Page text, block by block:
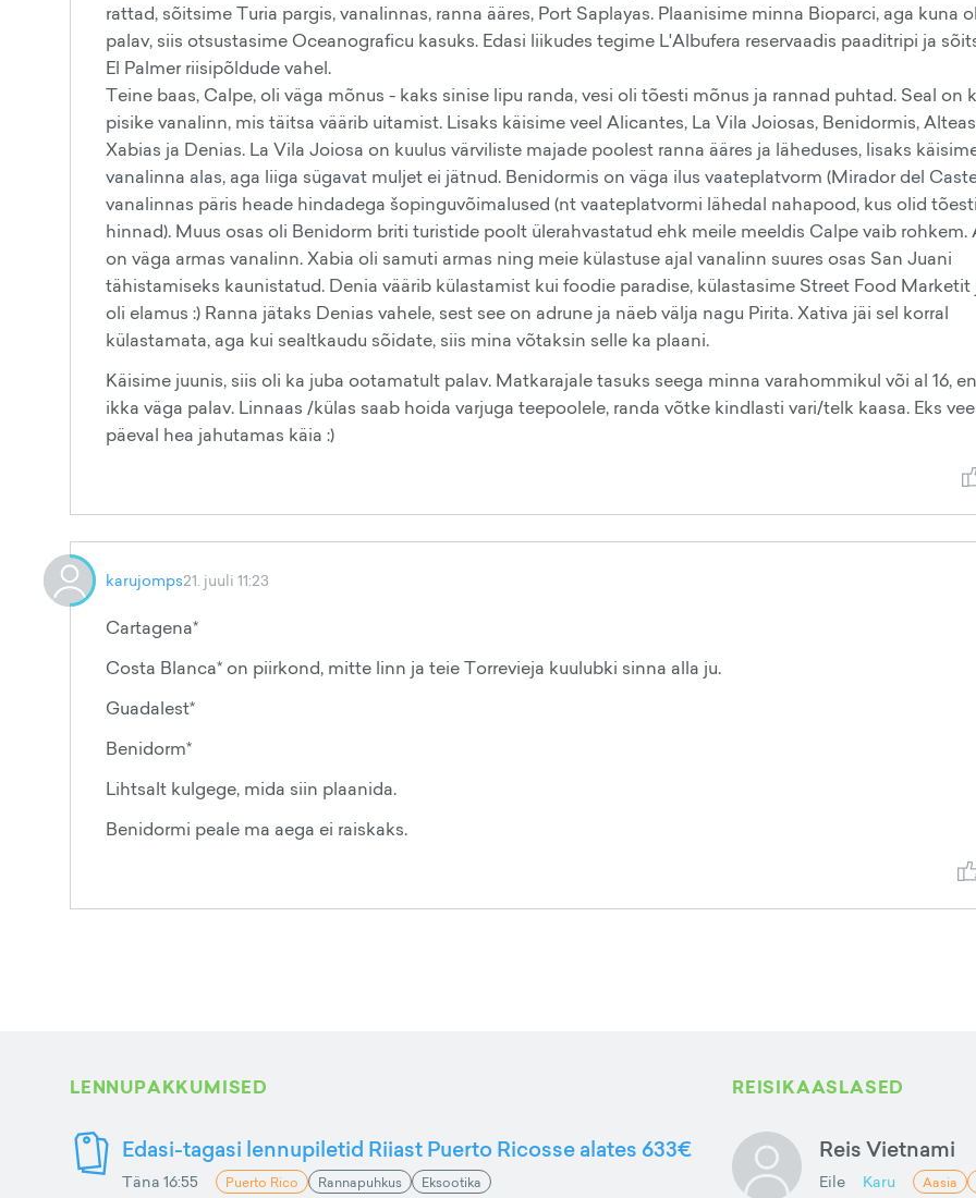
rattad, sõitsime Turia pargis, vanalinnas, ranna ääres, Port Saplayas. Plaanisime minna Bioparci, aga kuna
palav, siis otsustasime Oceanograficu kasuks. Edasi liikudes tegime L'Albufera reservaadis paaditripi ja
El Palmer riisipõldude vahel.
Teine baas, Calpe, oli väga mõnus - kaks sinise lipu randa, vesi oli tõesti mõnus ja rannad puhtad. Seal on
pisike vanalinn, mis täitsa väärib uitamist. Lisaks käisime veel Alicantes, La Vila Joiosas, Benidormis,
Xabias ja Denias. La Vila Joiosa on kuulus värviliste majade poolest ranna ääres ja läheduses, lisaks
vanalinna alas, aga liiga sügavat muljet ei jätnud. Benidormis on väga ilus vaateplatvorm (Mirador del
vanalinnas päris heade hindadega šopinguvõimalused (nt vaateplatvormi lähedal nahapood, kus olid
hinnad). Muus osas oli Benidorm briti turistide poolt ülerahvastatud ehk meile meeldis Calpe vaib rohkem.
on väga armas vanalinn. Xabia oli samuti armas ning meie külastuse ajal vanalinn suures osas San Juani
tähistamiseks kaunistatud. Denia väärib külastamist kui foodie paradise, külastasime Street Food Marketit
oli elamus :) Ranna jätaks Denias vahele, sest see on adrune ja näeb välja nagu Pirita. Xativa jäi sel korral
külastamata, aga kui sealtkaudu sõidate, siis mina võtaksin selle ka plaani.
Käisime juunis, siis oli ka juba ootamatult palav. Matkarajale tasuks seega minna varahommikul või al 16,
ikka väga palav. Linnaas /külas saab hoida varjuga teepoolele, randa võtke kindlasti vari/telk kaasa. Eks
päeval hea jahutamas käia :)
karujomps21. juuli 11:23
Cartagena*
Costa Blanca* on piirkond, mitte linn ja teie Torrevieja kuulubki sinna alla ju.
Guadalest*
Benidorm*
Lihtsalt kulgege, mida siin plaanida.
Benidormi peale ma aega ei raiskaks.
LENNUPAKKUMISED
Edasi-tagasi lennupiletid Riiast Puerto Ricosse alates 633€
Täna 16:55 Puerto Rico Rannapuhkus Eksootika
REISIKAASLASED
Reis Vietnami
Eile Karu Aasia